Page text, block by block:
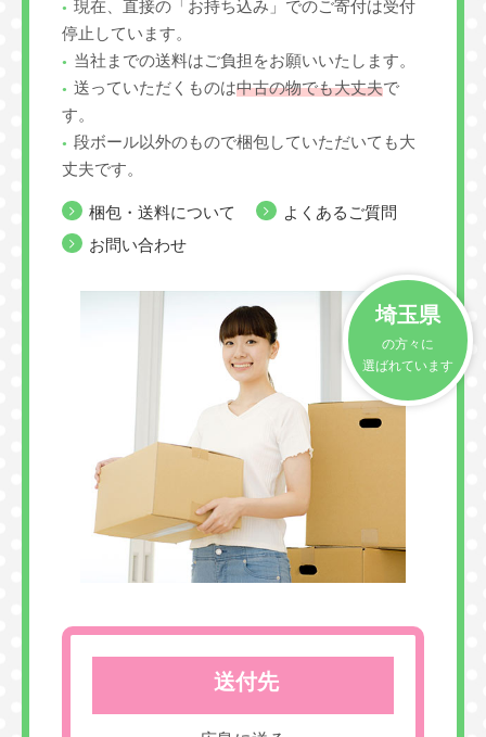
現在、直接の「お持ち込み」でのご寄付は受付
停止しています。
当社までの送料はご負担をお願いいたします。
送っていただくものは中古の物でも大丈夫で
す。
段ボール以外のもので梱包していただいても大
丈夫です。
梱包・送料について
よくあるご質問
お問い合わせ
埼玉県
の方々に
選ばれています
送付先